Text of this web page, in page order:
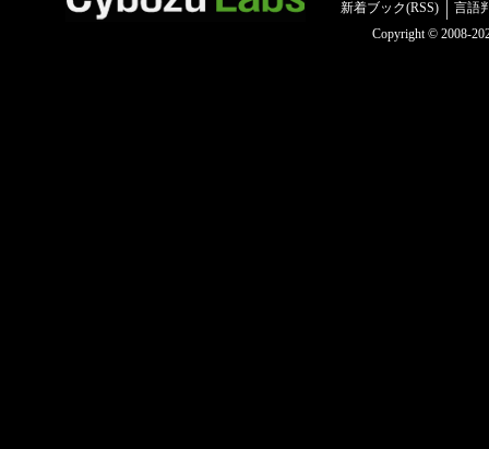
新着ブック(RSS)
言語
Copyright © 2008-